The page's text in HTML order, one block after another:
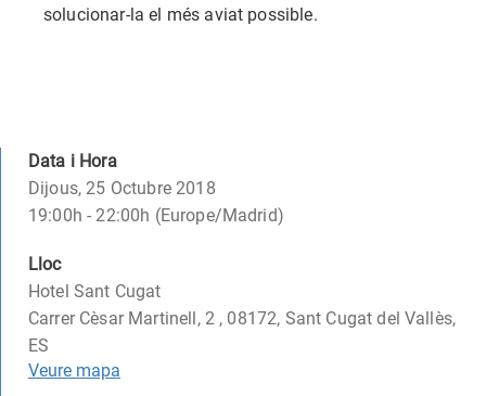
solucionar-la el més aviat possible.
Data i Hora
Dijous, 25 Octubre 2018
19:00h - 22:00h (Europe/Madrid)
Lloc
Hotel Sant Cugat
Carrer Cèsar Martinell, 2 , 08172, Sant Cugat del Vallès,
ES
Veure mapa